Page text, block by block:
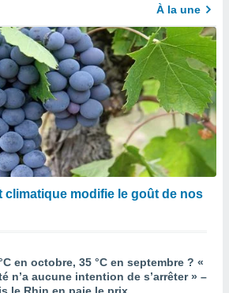
À la une
climatique modifie le goût de nos
en octobre, 35 °C en septembre ? «
n’a aucune intention de s’arrêter » –